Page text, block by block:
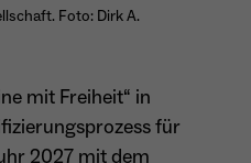
beim Schliessen der
gelöscht
automatische Übersetzung
Foto: Dirk A.
mit Freiheit“ in
für
2027 mit dem